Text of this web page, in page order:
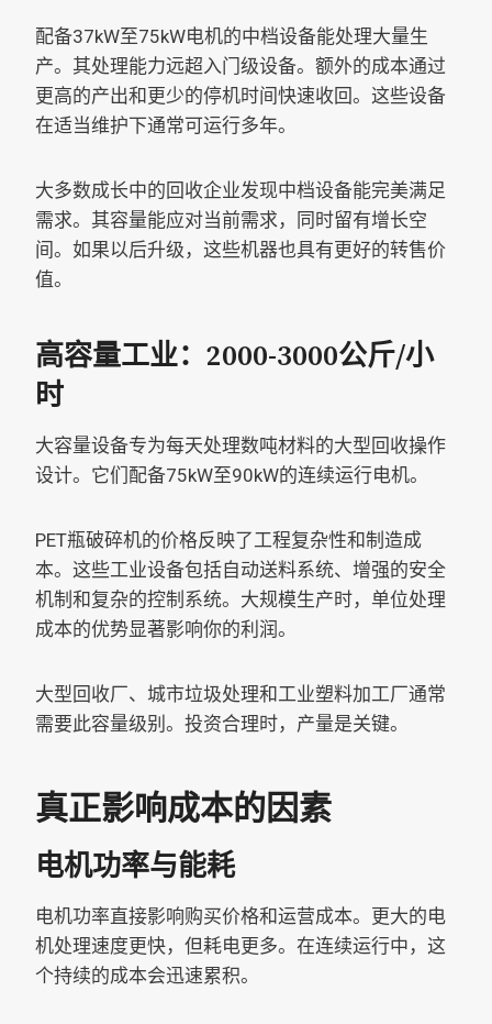
配备37kW至75kW电机的中档设备能处理大量生
产。其处理能力远超入门级设备。额外的成本通过
更高的产出和更少的停机时间快速收回。这些设备
在适当维护下通常可运行多年。
大多数成长中的回收企业发现中档设备能完美满足
需求。其容量能应对当前需求，同时留有增长空
间。如果以后升级，这些机器也具有更好的转售价
值。
高容量工业：2000-3000公斤/小
时
大容量设备专为每天处理数吨材料的大型回收操作
设计。它们配备75kW至90kW的连续运行电机。
PET瓶破碎机的价格反映了工程复杂性和制造成
本。这些工业设备包括自动送料系统、增强的安全
机制和复杂的控制系统。大规模生产时，单位处理
成本的优势显著影响你的利润。
大型回收厂、城市垃圾处理和工业塑料加工厂通常
需要此容量级别。投资合理时，产量是关键。
真正影响成本的因素
电机功率与能耗
电机功率直接影响购买价格和运营成本。更大的电
机处理速度更快，但耗电更多。在连续运行中，这
个持续的成本会迅速累积。